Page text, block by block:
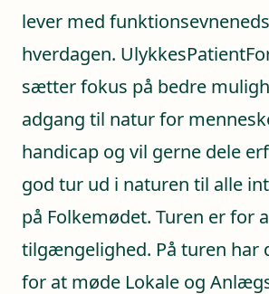
lever med
hverdagen.
sætter fokus på bedre
adgang til natur for
handicap og vil gerne dele
god tur ud i naturen til alle
på Folkemødet. Turen er for
tilgængelighed. På turen har
for at møde Lokale og